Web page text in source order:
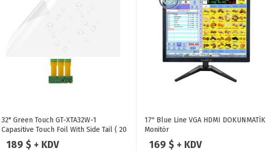
32" Green Touch GT-XTA32W-1
Capasitive Touch Foil With Side Tail ( 20
Touch Points ) Dokunmatik Folyo
189 $ + KDV
17'' Blue Line VGA HDMI DOKUNMATİK
Monitör
169 $ + KDV